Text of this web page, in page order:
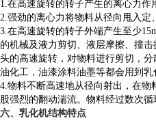
1.在高速旋转的转子产生的离心力
2.强劲的离心力将物料从径向甩入
3.在高速旋转的转子外端产生至少
的机械及液力剪切、液层摩擦、撞
头的高速旋转，对物料进行剪切，
油化工，油漆涂料油墨等都会用到
4.物料不断高速地从径向射出，在
股强烈的翻动湍流。物料经过数次
六、乳化机结构特点